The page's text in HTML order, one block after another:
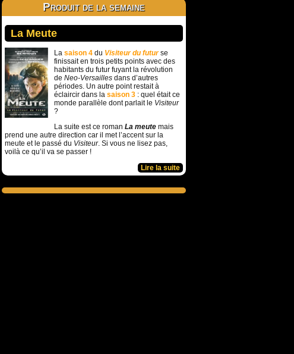
Produit de la semaine
La Meute
La saison 4 du Visiteur du futurse
finissait en trois petits points avec des
habitants du futur fuyant la révolution
de Neo-Versailles dans d’autres
périodes. Un autre point restait à
éclaircir dans la saison 3 : quel était ce
monde parallèle dont parlait le Visiteur
?
La suite est ce roman La meute mais
prend une autre direction car il met l’accent sur la
meute et le passé du Visiteur. Si vous ne lisez pas,
voilà ce qu’il va se passer !
Lire la suite